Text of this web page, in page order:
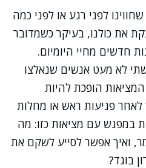
לפני רגע או לפני כמה
את כולנו, בעיקר כשמדובר
חדשים מחיי היומיום.
לא מעט אנשים שנאלצו
הופכת להיות
פגיעות ראש או מחלות
במפגש עם מציאות כזו: מה
ואיך אפשר לסייע לשקם את
בוגד?